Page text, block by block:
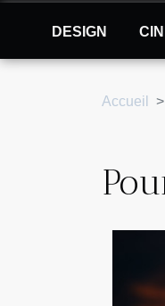
DESIGN
Accueil